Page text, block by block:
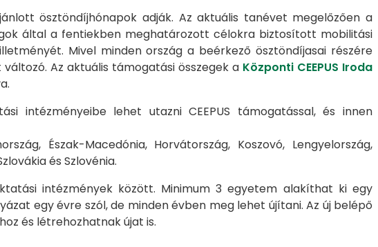
ösztöndíjhónapok adják. Az aktuális tanévet megelőzően a
által a fentiekben meghatározott célokra biztosított mobilitási
Mivel minden ország a beérkező ösztöndíjasai részére
Az aktuális támogatási összegek a Központi CEEPUS Iroda
intézményeibe lehet utazni CEEPUS támogatással, és innen
Észak-Macedónia, Horvátország, Koszovó, Lengyelország,
és Szlovénia.
intézmények között. Minimum 3 egyetem alakíthat ki egy
egy évre szól, de minden évben meg lehet újítani. Az új belépő
és létrehozhatnak újat is.